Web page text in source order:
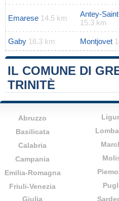
Emarese 14.5 km
Antey-
15.3 km
Gaby 16.3 km Montjovet
IL COMUNE DI
TRINITÈ
Abruzzo
Basilicata
Calabria
Campania
Emilia-Romagna
Friuli-Venezia
Giulia